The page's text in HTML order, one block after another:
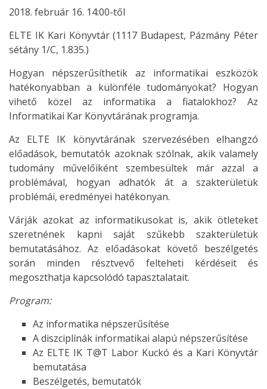
2018. február 16. 14:00-től
ELTE IK Kari Könyvtár (1117 Budapest, Pázmány Péter
sétány 1/C, 1.835.)
Hogyan népszerűsíthetik az informatikai eszközök
hatékonyabban a különféle tudományokat? Hogyan
vihető közel az informatika a fiatalokhoz? Az
Informatikai Kar Könyvtárának programja.
Az ELTE IK könyvtárának szervezésében elhangzó
előadások, bemutatók azoknak szólnak, akik valamely
tudomány művelőiként szembesültek már azzal a
problémával, hogyan adhatók át a szakterületük
problémái, eredményei hatékonyan.
Várják azokat az informatikusokat is, akik ötleteket
szeretnének kapni saját szűkebb szakterületük
bemutatásához. Az előadásokat követő beszélgetés
során minden résztvevő felteheti kérdéseit és
megoszthatja kapcsolódó tapasztalatait.
Program:
Az informatika népszerűsítése
A diszciplínák informatikai alapú népszerűsítése
Az ELTE IK T@T Labor Kuckó és a Kari Könyvtár
bemutatása
Beszélgetés, bemutatók